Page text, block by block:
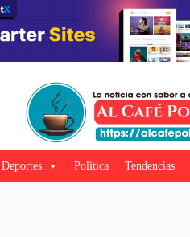
Deportes Politica Tendencias